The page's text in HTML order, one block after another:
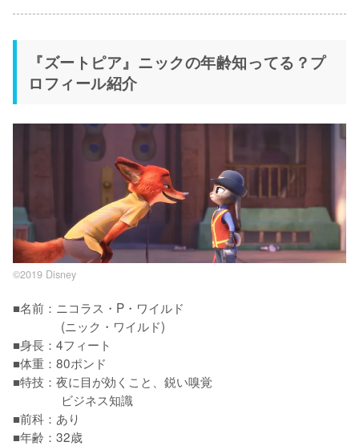
『ズートピア』ニックの年齢知ってる？プ
ロフィール紹介
©2019 Disney
■名前：ニコラス・P・ワイルド
(ニック・ワイルド)
■身長：4フィート
■体重：80ポンド
■特技：夜に目が効くこと、鋭い嗅覚
ビジネス知識
■前科：あり
■年齢：32歳